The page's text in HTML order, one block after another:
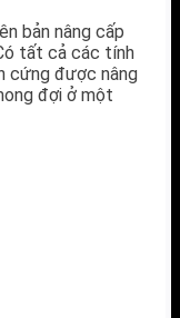
bản nâng cấp
tất cả các tính
cứng được nâng
đợi ở một